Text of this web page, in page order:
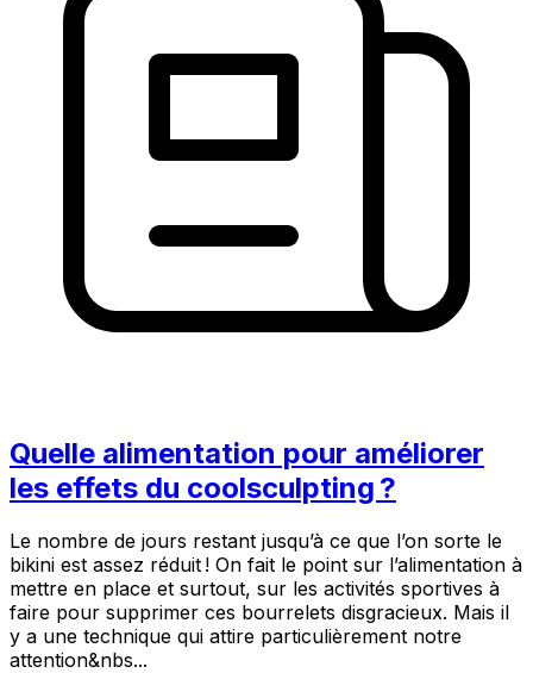
Quelle alimentation pour améliorer
les effets du coolsculpting ?
Le nombre de jours restant jusqu’à ce que l’on sorte le
bikini est assez réduit ! On fait le point sur l’alimentation à
mettre en place et surtout, sur les activités sportives à
faire pour supprimer ces bourrelets disgracieux. Mais il
y a une technique qui attire particulièrement notre
attention&nbs...